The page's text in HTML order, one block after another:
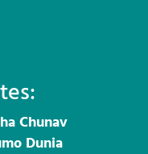
Chunav
Dunia